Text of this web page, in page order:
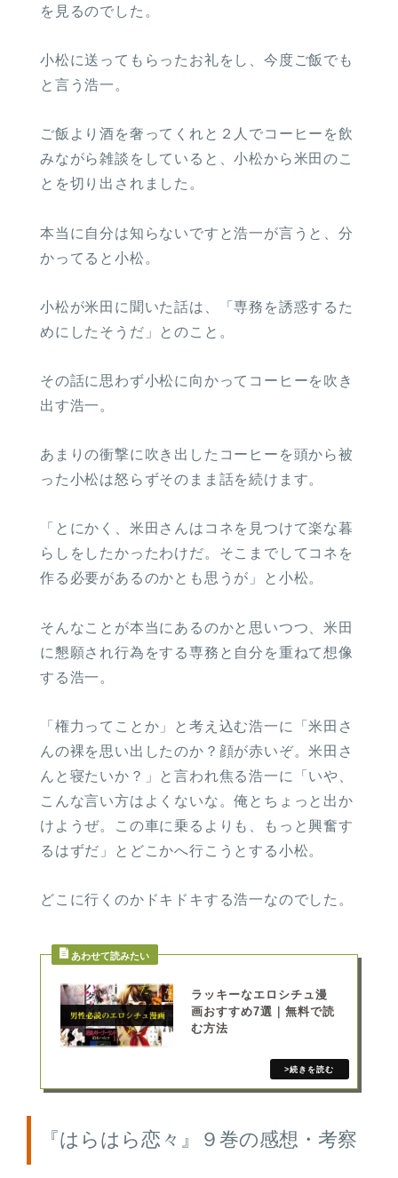
を見るのでした。
小松に送ってもらったお礼をし、今度ご飯でも
と言う浩一。
ご飯より酒を奢ってくれと２人でコーヒーを飲
みながら雑談をしていると、小松から米田のこ
とを切り出されました。
本当に自分は知らないですと浩一が言うと、分
かってると小松。
小松が米田に聞いた話は、「専務を誘惑するた
めにしたそうだ」とのこと。
その話に思わず小松に向かってコーヒーを吹き
出す浩一。
あまりの衝撃に吹き出したコーヒーを頭から被
った小松は怒らずそのまま話を続けます。
「とにかく、米田さんはコネを見つけて楽な暮
らしをしたかったわけだ。そこまでしてコネを
作る必要があるのかとも思うが」と小松。
そんなことが本当にあるのかと思いつつ、米田
に懇願され行為をする専務と自分を重ねて想像
する浩一。
「権力ってことか」と考え込む浩一に「米田さ
んの裸を思い出したのか？顔が赤いぞ。米田さ
んと寝たいか？」と言われ焦る浩一に「いや、
こんな言い方はよくないな。俺とちょっと出か
けようぜ。この車に乗るよりも、もっと興奮す
るはずだ」とどこかへ行こうとする小松。
どこに行くのかドキドキする浩一なのでした。
ラッキーなエロシチュ漫
画おすすめ7選｜無料で読
む方法
『はらはら恋々』９巻の感想・考察